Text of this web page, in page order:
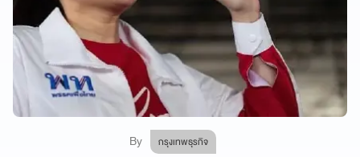
By กรุงเทพธุรกิจ